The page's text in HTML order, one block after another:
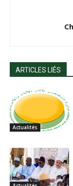
ARTICLES LIÉS
Actualités